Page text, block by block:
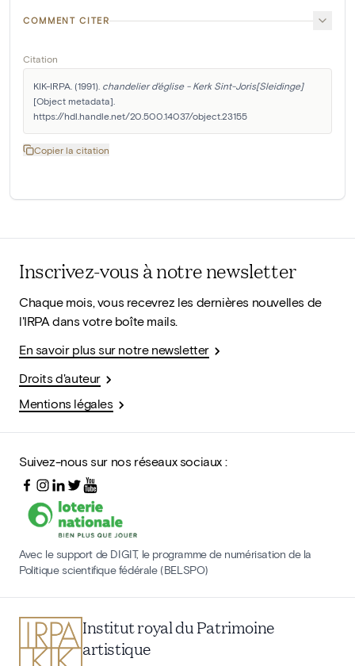
COMMENT CITER
Citation
KIK-IRPA. (1991). chandelier d'église - Kerk Sint-Joris[Sleidinge]
[Object metadata].
https://hdl.handle.net/20.500.14037/object.23155
Copier la citation
Inscrivez-vous à notre newsletter
Chaque mois, vous recevrez les dernières nouvelles de
l'IRPA dans votre boîte mails.
En savoir plus sur notre newsletter
Droits d'auteur
Mentions légales
Suivez-nous sur nos réseaux sociaux :
Avec le support de DIGIT, le programme de numérisation de la
Politique scientifique fédérale (BELSPO)
Institut royal du Patrimoine
artistique